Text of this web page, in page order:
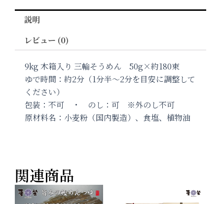
説明
レビュー (0)
9kg 木箱入り 三輪そうめん 50g×約180束
ゆで時間：約2分（1分半〜2分を目安に調整して
ください）
包装：不可 ・ のし：可 ※外のし不可
原材料名：小麦粉（国内製造）、食塩、植物油
関連商品